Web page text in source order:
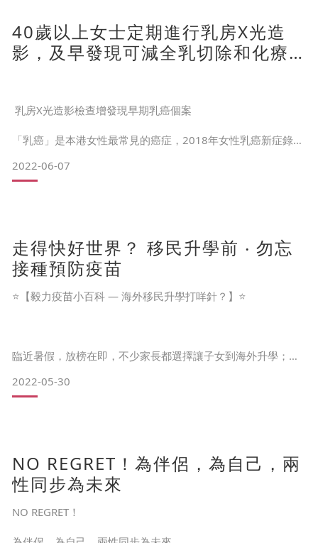
鼻咽癌是本港常見的癌症殺手之一，每年有600至800多宗病例
1
20-44歲男士的頭號癌症2
80%患者在初次確診時已屬晚期
40歲以上女士定期進行乳房X光造
影，及早發現可減全乳切除和化療
乳房X光造影檢查增發現早期乳癌個案
「乳癌」是本港女性最常見的癌症，2018年女性乳癌新症錄得
名。除此以外，婦女有機會因年齡增長、生活習慣、懷孕或其
他生理因素，出現乳房健康問題或乳腺疾病，常見包括乳房疼
10大高危因素罹患乳癌
根據香港乳癌基金會2021年發佈的《香港乳癌資料庫第十三號
報告》，擷取了2006年或之後被確診乳癌的患
2022-06-07
走得快好世界？ 移民升學前 ‧ 勿忘
接種預防疫苗
⭐【毅力疫苗小百科 — 海外移民升學打咩針？】⭐
臨近暑假，放榜在即，不少家長都選擇讓子女到海外升學；加
一項需要預早時間準備的事，必定是接種預防疫苗。
除了現時多個國家入境必須注射的新冠肺炎疫苗外，還有哪些
疫苗需要於入境前或入學前接種呢？
很多歐美國家跟香港一樣，於出生至歲半期間，都已接種卡介
苗、白喉、破傷風及肺炎雙球菌等疫苗。
2022-05-30
NO REGRET！為伴侶，為自己，兩
性同步為未來
NO REGRET！